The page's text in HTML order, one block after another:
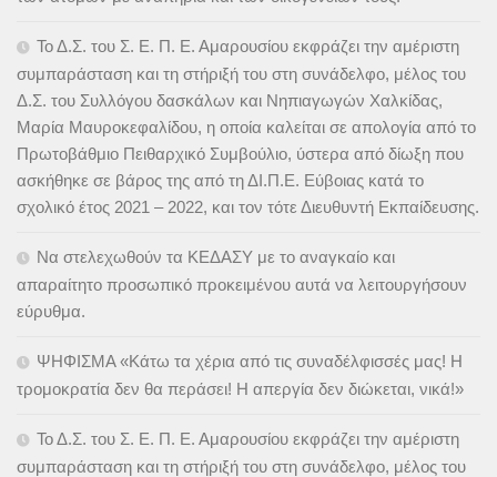
Το Δ.Σ. του Σ. Ε. Π. Ε. Αμαρουσίου εκφράζει την αμέριστη
συμπαράσταση και τη στήριξή του στη συνάδελφο, μέλος του
Δ.Σ. του Συλλόγου δασκάλων και Νηπιαγωγών Χαλκίδας,
Μαρία Μαυροκεφαλίδου, η οποία καλείται σε απολογία από το
Πρωτοβάθμιο Πειθαρχικό Συμβούλιο, ύστερα από δίωξη που
ασκήθηκε σε βάρος της από τη ΔΙ.Π.Ε. Εύβοιας κατά το
σχολικό έτος 2021 – 2022, και τον τότε Διευθυντή Εκπαίδευσης.
Να στελεχωθούν τα ΚΕΔΑΣΥ με το αναγκαίο και
απαραίτητο προσωπικό προκειμένου αυτά να λειτουργήσουν
εύρυθμα.
ΨΗΦΙΣΜΑ «Κάτω τα χέρια από τις συναδέλφισσές μας! Η
τρομοκρατία δεν θα περάσει! Η απεργία δεν διώκεται, νικά!»
Το Δ.Σ. του Σ. Ε. Π. Ε. Αμαρουσίου εκφράζει την αμέριστη
συμπαράσταση και τη στήριξή του στη συνάδελφο, μέλος του